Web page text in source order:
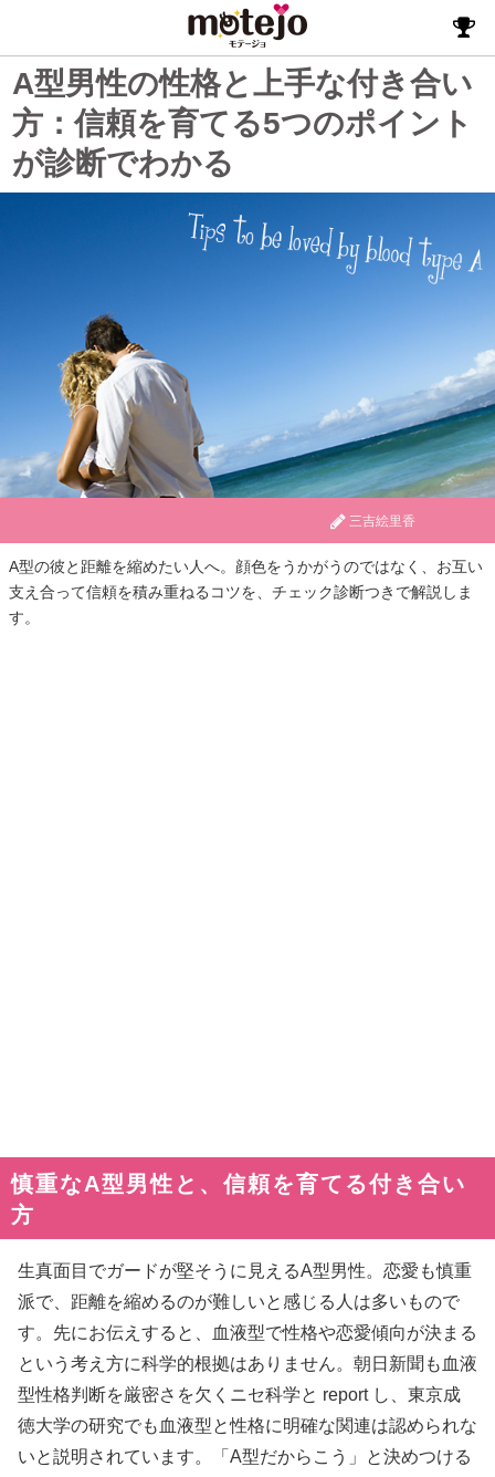
A型男性の性格と上手な付き合い
方：信頼を育てる5つのポイント
が診断でわかる
三吉絵里香
A型の彼と距離を縮めたい人へ。顔色をうかがうのではなく、お互い
支え合って信頼を積み重ねるコツを、チェック診断つきで解説しま
す。
慎重なA型男性と、信頼を育てる付き合い
方
生真面目でガードが堅そうに見えるA型男性。恋愛も慎重
派で、距離を縮めるのが難しいと感じる人は多いもので
す。先にお伝えすると、血液型で性格や恋愛傾向が決まる
という考え方に科学的根拠はありません。朝日新聞も血液
型性格判断を厳密さを欠くニセ科学と report し、東京成
徳大学の研究でも血液型と性格に明確な関連は認められな
いと説明されています。「A型だからこう」と決めつける